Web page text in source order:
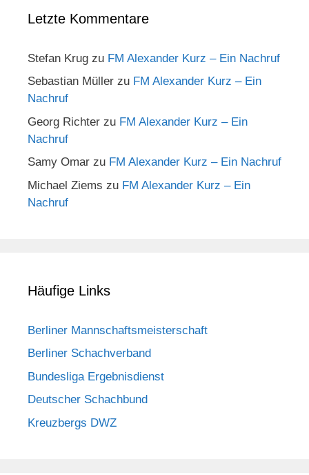
Letzte Kommentare
Stefan Krug zu FM Alexander Kurz – Ein Nachruf
Sebastian Müller zu FM Alexander Kurz – Ein
Nachruf
Georg Richter zu FM Alexander Kurz – Ein
Nachruf
Samy Omar zu FM Alexander Kurz – Ein Nachruf
Michael Ziems zu FM Alexander Kurz – Ein
Nachruf
Häufige Links
Berliner Mannschaftsmeisterschaft
Berliner Schachverband
Bundesliga Ergebnisdienst
Deutscher Schachbund
Kreuzbergs DWZ